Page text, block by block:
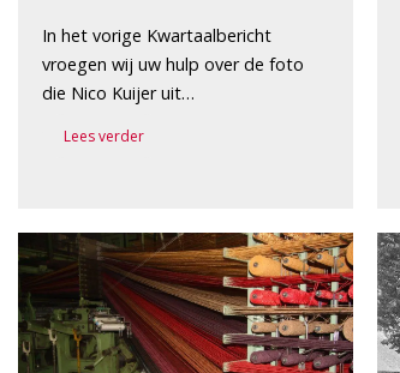
In het vorige Kwartaalbericht
vroegen wij uw hulp over de foto
die Nico Kuijer uit…
Lees verder